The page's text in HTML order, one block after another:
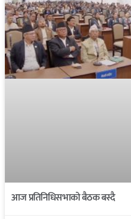
आज प्रतिनिधिसभाको बैठक बस्दै